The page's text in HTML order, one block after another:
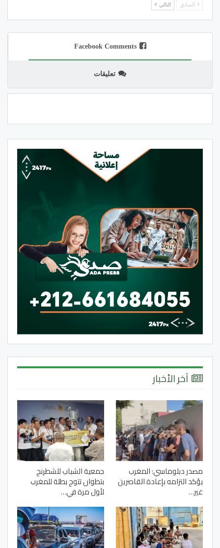
السابق التالي
Facebook Comments
تعليقات
آخر الأخبار
مصدر دبلوماسي: المغرب
يؤكد التزامه بإعادة القاصرين
غير…
جمعية الشباب للشطرنج
بتطوان تتوج بطلة للمغرب
لأول مرة في…